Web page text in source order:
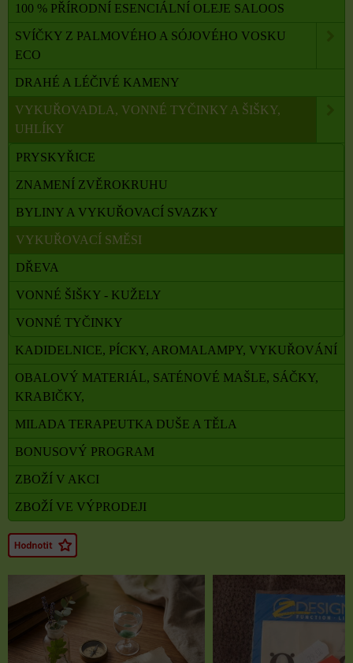
100 % PŘÍRODNÍ ESENCIÁLNÍ OLEJE SALOOS
SVÍČKY Z PALMOVÉHO A SÓJOVÉHO VOSKU
ECO
DRAHÉ A LÉČIVÉ KAMENY
VYKUŘOVADLA, VONNÉ TYČINKY A ŠIŠKY,
UHLÍKY
PRYSKYŘICE
ZNAMENÍ ZVĚROKRUHU
BYLINY A VYKUŘOVACÍ SVAZKY
VYKUŘOVACÍ SMĚSI
DŘEVA
VONNÉ ŠIŠKY - KUŽELY
VONNÉ TYČINKY
KADIDELNICE, PÍCKY, AROMALAMPY, VYKUŘOVÁNÍ
OBALOVÝ MATERIÁL, SATÉNOVÉ MAŠLE, SÁČKY,
KRABIČKY,
MILADA TERAPEUTKA DUŠE A TĚLA
BONUSOVÝ PROGRAM
ZBOŽÍ V AKCI
ZBOŽÍ VE VÝPRODEJI